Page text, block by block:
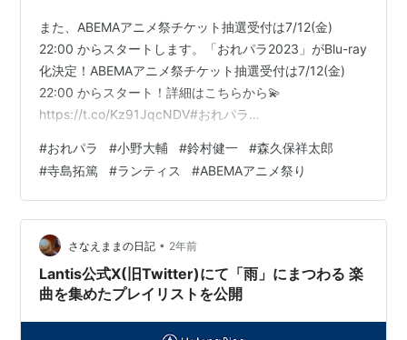
また、ABEMAアニメ祭チケット抽選受付は7/12(金)
22:00 からスタートします。「おれパラ2023」がBlu-ray
化決定！ABEMAアニメ祭チケット抽選受付は7/12(金)
22:00 からスタート！詳細はこちらから💫
https://t.co/Kz91JqcNDV#おれパラ
スレーベル) (@orepara) 2024年7月10日 ／発売決定‼
Original Entertainment Paradise -#おれパラ- 2023 RIDE
ON!!!! Blu-ray2024.10.02 on sale…
#おれパラ #小野大輔 #鈴村健一 #森久保祥太郎
#寺島拓篤 #ランティス #ABEMAアニメ祭り
さなえままの日記 • 2年前
Lantis公式X(旧Twitter)にて「雨」にまつわる 楽
曲を集めたプレイリストを公開